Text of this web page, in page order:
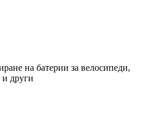
на батерии за велосипеди,
други